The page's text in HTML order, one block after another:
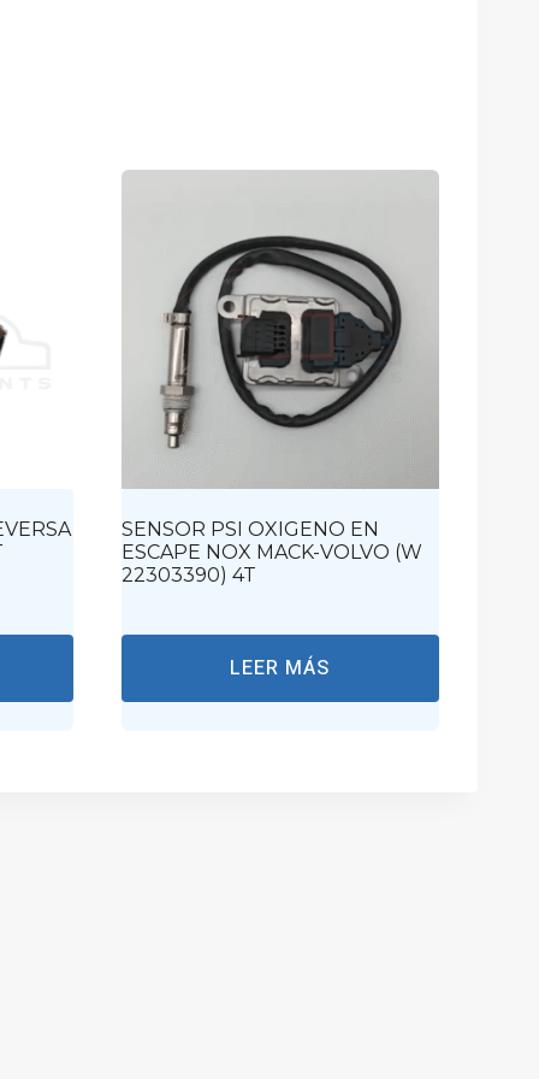
SENSOR PSI OXIGENO EN
ESCAPE NOX MACK-VOLVO (W
22303390) 4T
LEER MÁS